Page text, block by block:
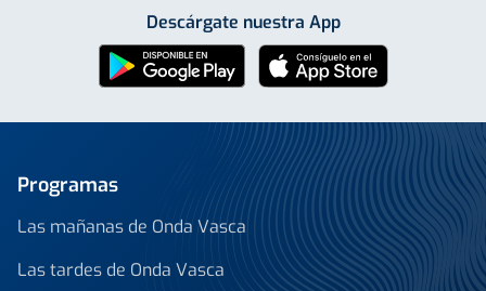
Descárgate nuestra App
Programas
Las mañanas de Onda Vasca
Las tardes de Onda Vasca